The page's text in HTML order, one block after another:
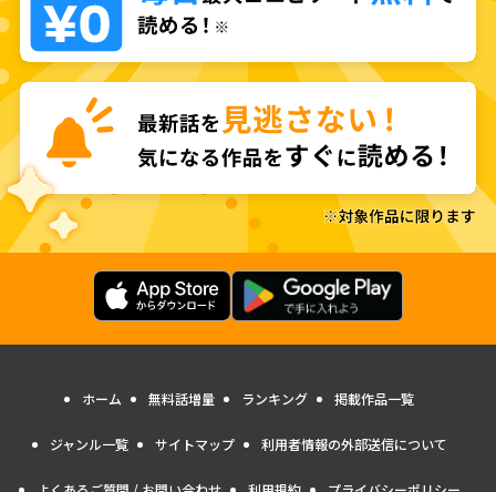
ホーム 無料話増量 ランキング 掲載作品一覧
ジャンル一覧 サイトマップ 利用者情報の外部送信について